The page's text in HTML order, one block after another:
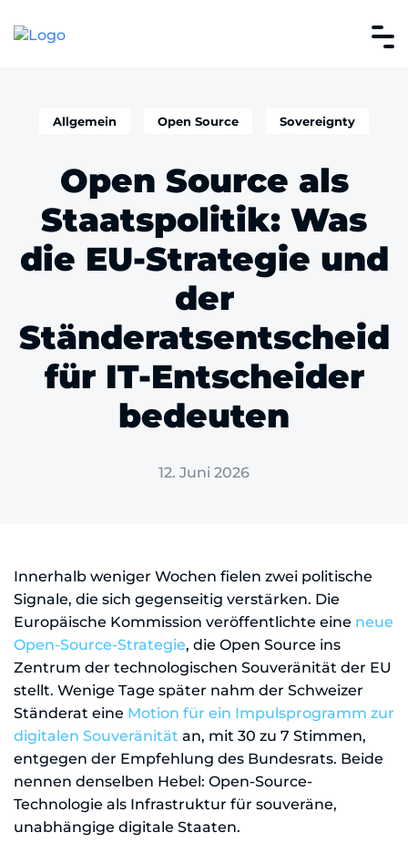
Allgemein Open Source Sovereignty
Open Source als
Staatspolitik: Was
die EU-Strategie und
der
Ständeratsentscheid
für IT-Entscheider
bedeuten
12. Juni 2026
Innerhalb weniger Wochen fielen zwei politische
Signale, die sich gegenseitig verstärken. Die
Europäische Kommission veröffentlichte eine neue
Open-Source-Strategie, die Open Source ins
Zentrum der technologischen Souveränität der EU
stellt. Wenige Tage später nahm der Schweizer
Ständerat eine Motion für ein Impulsprogramm zur
digitalen Souveränität an, mit 30 zu 7 Stimmen,
entgegen der Empfehlung des Bundesrats. Beide
nennen denselben Hebel: Open-Source-
Technologie als Infrastruktur für souveräne,
unabhängige digitale Staaten.